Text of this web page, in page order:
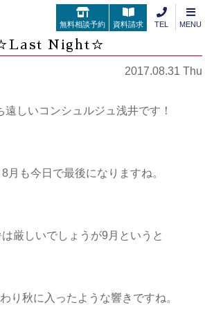
無料相談予約 資料請求 TEL MENU
Night☆
2017.08.31 Thu
遠しいコンシュルジュ浅井です！
月も今日で最後になりますね。
厳しいでしょうが9月というと
り秋に入ったような響きですね。